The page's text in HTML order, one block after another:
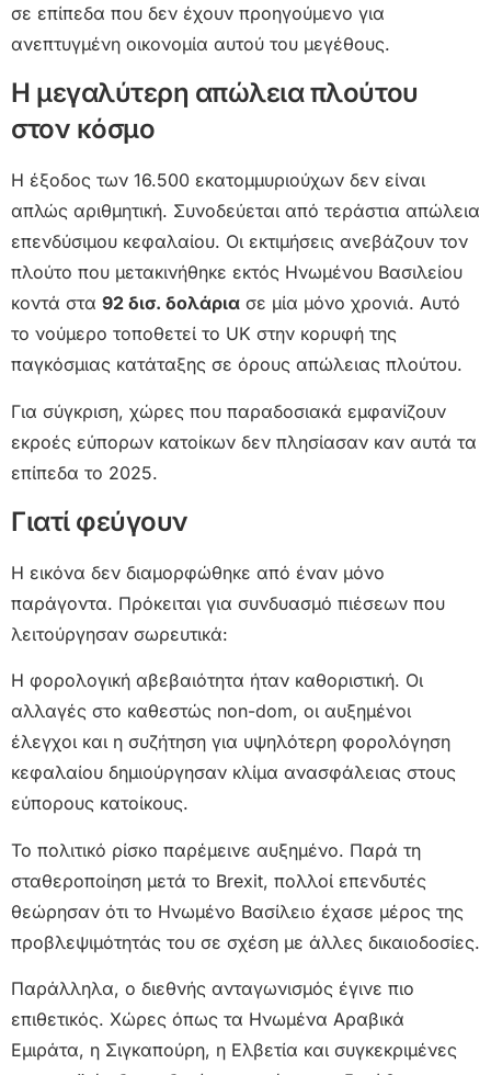
σε επίπεδα που δεν έχουν προηγούμενο για
ανεπτυγμένη οικονομία αυτού του μεγέθους.
Η μεγαλύτερη απώλεια πλούτου
στον κόσμο
Η έξοδος των 16.500 εκατομμυριούχων δεν είναι
απλώς αριθμητική. Συνοδεύεται από τεράστια απώλεια
επενδύσιμου κεφαλαίου. Οι εκτιμήσεις ανεβάζουν τον
πλούτο που μετακινήθηκε εκτός Ηνωμένου Βασιλείου
κοντά στα 92 δισ. δολάρια σε μία μόνο χρονιά. Αυτό
το νούμερο τοποθετεί το UK στην κορυφή της
παγκόσμιας κατάταξης σε όρους απώλειας πλούτου.
Για σύγκριση, χώρες που παραδοσιακά εμφανίζουν
εκροές εύπορων κατοίκων δεν πλησίασαν καν αυτά τα
επίπεδα το 2025.
Γιατί φεύγουν
Η εικόνα δεν διαμορφώθηκε από έναν μόνο
παράγοντα. Πρόκειται για συνδυασμό πιέσεων που
λειτούργησαν σωρευτικά:
Η φορολογική αβεβαιότητα ήταν καθοριστική. Οι
αλλαγές στο καθεστώς non-dom, οι αυξημένοι
έλεγχοι και η συζήτηση για υψηλότερη φορολόγηση
κεφαλαίου δημιούργησαν κλίμα ανασφάλειας στους
εύπορους κατοίκους.
Το πολιτικό ρίσκο παρέμεινε αυξημένο. Παρά τη
σταθεροποίηση μετά το Brexit, πολλοί επενδυτές
θεώρησαν ότι το Ηνωμένο Βασίλειο έχασε μέρος της
προβλεψιμότητάς του σε σχέση με άλλες δικαιοδοσίες.
Παράλληλα, ο διεθνής ανταγωνισμός έγινε πιο
επιθετικός. Χώρες όπως τα Ηνωμένα Αραβικά
Εμιράτα, η Σιγκαπούρη, η Ελβετία και συγκεκριμένες